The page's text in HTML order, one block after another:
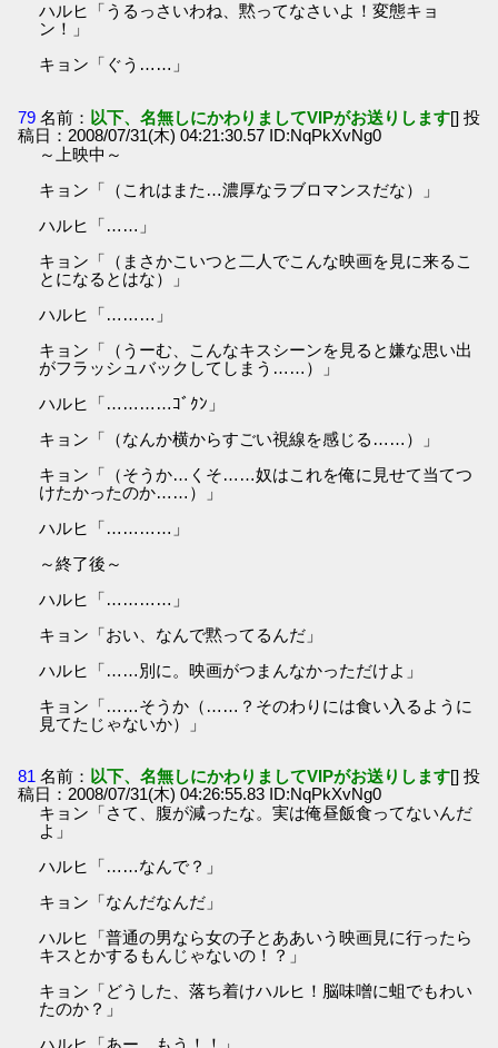
ハルヒ「うるっさいわね、黙ってなさいよ！変態キョ
ン！」
キョン「ぐう……」
79 名前： 以下、名無しにかわりましてVIPがお送りします[] 投
稿日：2008/07/31(木) 04:21:30.57 ID:NqPkXvNg0
～上映中～
キョン「（これはまた…濃厚なラブロマンスだな）」
ハルヒ「……」
キョン「（まさかこいつと二人でこんな映画を見に来るこ
とになるとはな）」
ハルヒ「………」
キョン「（うーむ、こんなキスシーンを見ると嫌な思い出
がフラッシュバックしてしまう……）」
ハルヒ「…………ｺﾞｸﾝ」
キョン「（なんか横からすごい視線を感じる……）」
キョン「（そうか…くそ……奴はこれを俺に見せて当てつ
けたかったのか……）」
ハルヒ「…………」
～終了後～
ハルヒ「…………」
キョン「おい、なんで黙ってるんだ」
ハルヒ「……別に。映画がつまんなかっただけよ」
キョン「……そうか（……？そのわりには食い入るように
見てたじゃないか）」
81 名前： 以下、名無しにかわりましてVIPがお送りします[] 投
稿日：2008/07/31(木) 04:26:55.83 ID:NqPkXvNg0
キョン「さて、腹が減ったな。実は俺昼飯食ってないんだ
よ」
ハルヒ「……なんで？」
キョン「なんだなんだ」
ハルヒ「普通の男なら女の子とああいう映画見に行ったら
キスとかするもんじゃないの！？」
キョン「どうした、落ち着けハルヒ！脳味噌に蛆でもわい
たのか？」
ハルヒ「あー、もう！！」